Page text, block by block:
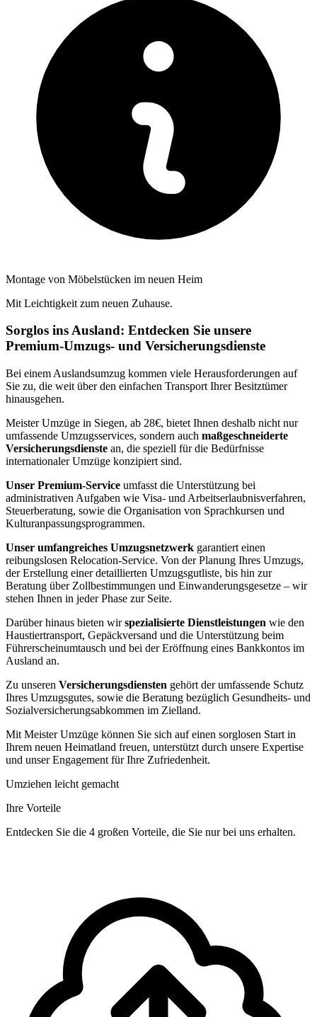
Montage von Möbelstücken im neuen Heim
Mit Leichtigkeit zum neuen Zuhause.
Sorglos ins Ausland: Entdecken Sie unsere
Premium-Umzugs- und Versicherungsdienste
Bei einem Auslandsumzug kommen viele Herausforderungen auf
Sie zu, die weit über den einfachen Transport Ihrer Besitztümer
hinausgehen.
Meister Umzüge in Siegen, ab 28€, bietet Ihnen deshalb nicht nur
umfassende Umzugsservices, sondern auch maßgeschneiderte
Versicherungsdienste an, die speziell für die Bedürfnisse
internationaler Umzüge konzipiert sind.
Unser Premium-Service umfasst die Unterstützung bei
administrativen Aufgaben wie Visa- und Arbeitserlaubnisverfahren,
Steuerberatung, sowie die Organisation von Sprachkursen und
Kulturanpassungsprogrammen.
Unser umfangreiches Umzugsnetzwerk garantiert einen
reibungslosen Relocation-Service. Von der Planung Ihres Umzugs,
der Erstellung einer detaillierten Umzugsgutliste, bis hin zur
Beratung über Zollbestimmungen und Einwanderungsgesetze – wir
stehen Ihnen in jeder Phase zur Seite.
Darüber hinaus bieten wirspezialisierte Dienstleistungen wie den
Haustiertransport, Gepäckversand und die Unterstützung beim
Führerscheinumtausch und bei der Eröffnung eines Bankkontos im
Ausland an.
Zu unseren Versicherungsdiensten gehört der umfassende Schutz
Ihres Umzugsgutes, sowie die Beratung bezüglich Gesundheits- und
Sozialversicherungsabkommen im Zielland.
Mit Meister Umzüge können Sie sich auf einen sorglosen Start in
Ihrem neuen Heimatland freuen, unterstützt durch unsere Expertise
und unser Engagement für Ihre Zufriedenheit.
Umziehen leicht gemacht
Ihre Vorteile
Entdecken Sie die 4 großen Vorteile, die Sie nur bei uns erhalten.